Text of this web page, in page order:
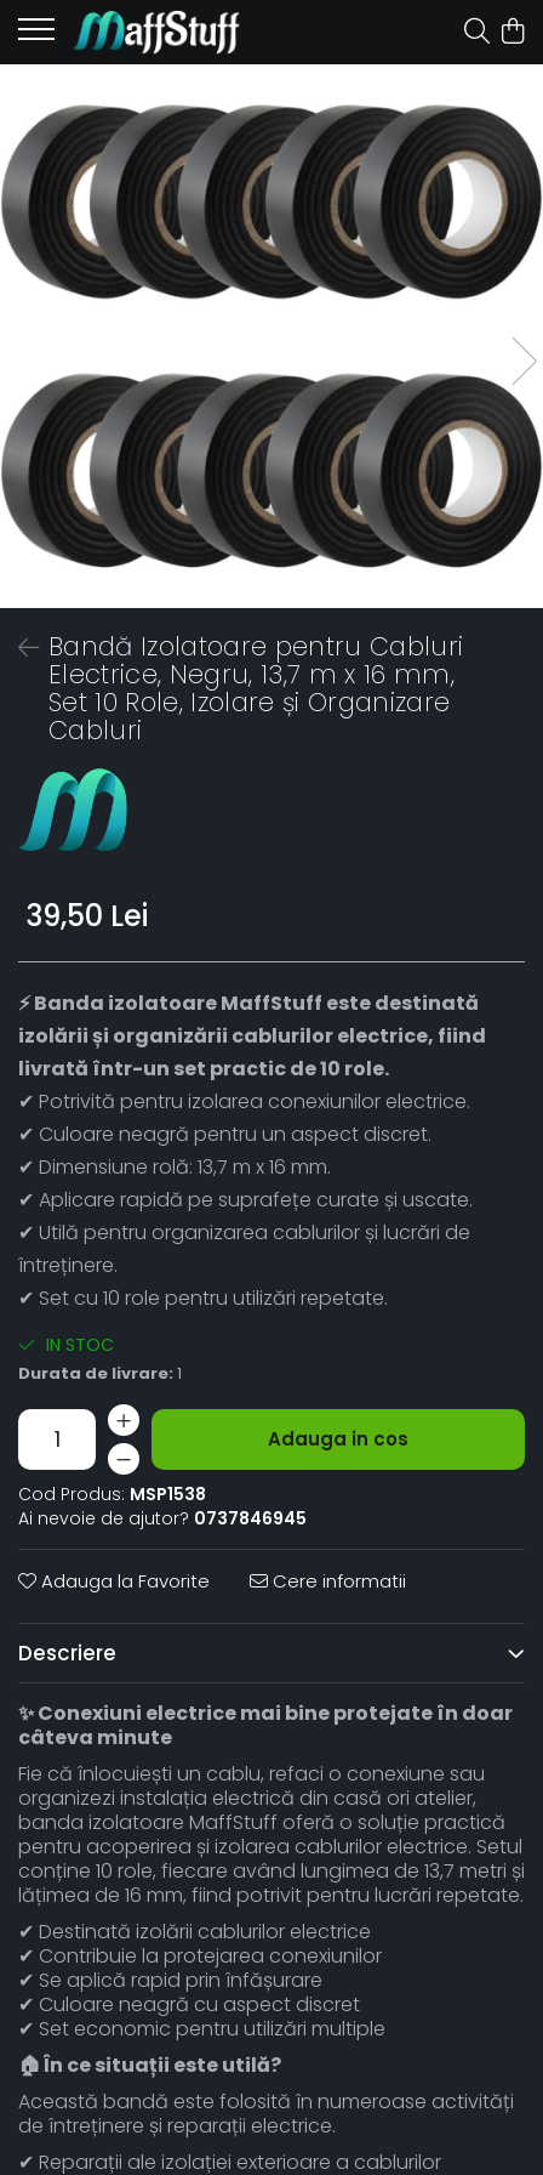
Bandă Izolatoare pentru Cabluri
Electrice, Negru, 13,7 m x 16 mm,
Set 10 Role, Izolare și Organizare
Cabluri
39,50 Lei
⚡ Banda izolatoare MaffStuff este destinată
izolării și organizării cablurilor electrice, fiind
livrată într-un set practic de 10 role.
✔ Potrivită pentru izolarea conexiunilor electrice.
✔ Culoare neagră pentru un aspect discret.
✔ Dimensiune rolă: 13,7 m x 16 mm.
✔ Aplicare rapidă pe suprafețe curate și uscate.
✔ Utilă pentru organizarea cablurilor și lucrări de
întreținere.
✔ Set cu 10 role pentru utilizări repetate.
IN STOC
Durata de livrare: 1
Adauga in cos
Cod Produs: MSP1538
Ai nevoie de ajutor? 0737846945
Adauga la Favorite Cere informatii
Descriere
✨ Conexiuni electrice mai bine protejate în doar
câteva minute
Fie că înlocuiești un cablu, refaci o conexiune sau
organizezi instalația electrică din casă ori atelier,
banda izolatoare MaffStuff oferă o soluție practică
pentru acoperirea și izolarea cablurilor electrice. Setul
conține 10 role, fiecare având lungimea de 13,7 metri și
lățimea de 16 mm, fiind potrivit pentru lucrări repetate.
✔ Destinată izolării cablurilor electrice
✔ Contribuie la protejarea conexiunilor
✔ Se aplică rapid prin înfășurare
✔ Culoare neagră cu aspect discret
✔ Set economic pentru utilizări multiple
🏠 În ce situații este utilă?
Această bandă este folosită în numeroase activități
de întreținere și reparații electrice.
✔ Reparații ale izolației exterioare a cablurilor